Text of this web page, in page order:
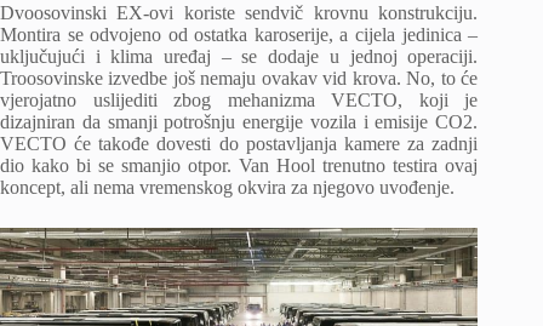
Dvoosovinski EX-ovi koriste sendvič krovnu konstrukciju.
Montira se odvojeno od ostatka karoserije, a cijela jedinica –
uključujući i klima uređaj – se dodaje u jednoj operaciji.
Troosovinske izvedbe još nemaju ovakav vid krova. No, to će
vjerojatno uslijediti zbog mehanizma VECTO, koji je
dizajniran da smanji potrošnju energije vozila i emisije CO2.
VECTO će takođe dovesti do postavljanja kamere za zadnji
dio kako bi se smanjio otpor. Van Hool trenutno testira ovaj
koncept, ali nema vremenskog okvira za njegovo uvođenje.